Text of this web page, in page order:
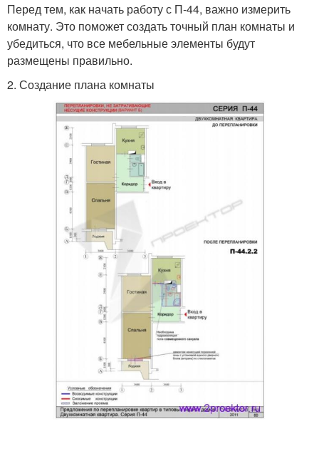
Перед тем, как начать работу с П-44, важно измерить
комнату. Это поможет создать точный план комнаты и
убедиться, что все мебельные элементы будут
размещены правильно.
2. Создание плана комнаты